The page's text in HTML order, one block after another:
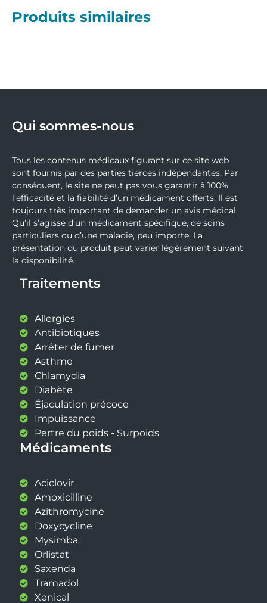
Produits similaires
Qui sommes-nous
Tous les contenus médicaux figurant sur ce site web
sont fournis par des parties tierces indépendantes. Par
conséquent, le site ne peut pas vous garantir à 100%
l’efficacité et la fiabilité d’un médicament offerts. Il est
toujours très important de demander un avis médical.
Qu’il s’agisse d’un médicament spécifique, de soins
particuliers ou d’une maladie, peu importe. La
présentation du produit peut varier légèrement suivant
la disponibilité.
Traitements
Allergies
Antibiotiques
Arrêter de fumer
Asthme
Chlamydia
Diabète
Éjaculation précoce
Impuissance
Pertre du poids - Surpoids
Médicaments
Aciclovir
Amoxicilline
Azithromycine
Doxycycline
Mysimba
Orlistat
Saxenda
Tramadol
Xenical